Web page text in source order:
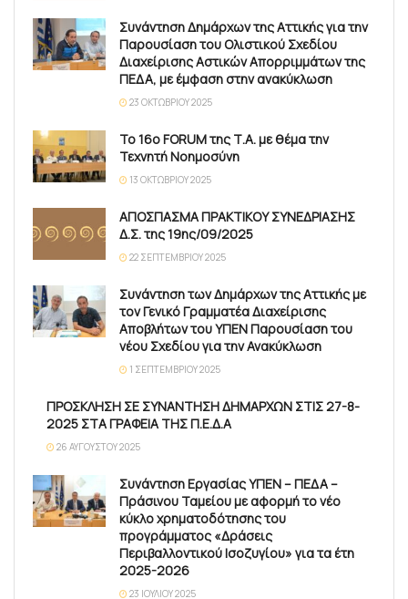
Συνάντηση Δημάρχων της Αττικής για την
Παρουσίαση του Ολιστικού Σχεδίου
Διαχείρισης Αστικών Απορριμμάτων της
ΠΕΔΑ, με έμφαση στην ανακύκλωση
23 ΟΚΤΩΒΡΊΟΥ 2025
Το 16ο FORUM της Τ.Α. με θέμα την
Τεχνητή Νοημοσύνη
13 ΟΚΤΩΒΡΊΟΥ 2025
ΑΠΟΣΠΑΣΜΑ ΠΡΑΚΤΙΚΟΥ ΣΥΝΕΔΡΙΑΣΗΣ
Δ.Σ. της 19ης/09/2025
22 ΣΕΠΤΕΜΒΡΊΟΥ 2025
Συνάντηση των Δημάρχων της Αττικής με
τον Γενικό Γραμματέα Διαχείρισης
Αποβλήτων του ΥΠΕΝ Παρουσίαση του
νέου Σχεδίου για την Ανακύκλωση
1 ΣΕΠΤΕΜΒΡΊΟΥ 2025
ΠΡΟΣΚΛΗΣΗ ΣΕ ΣΥΝΑΝΤΗΣΗ ΔΗΜΑΡΧΩΝ ΣΤΙΣ 27-8-
2025 ΣΤΑ ΓΡΑΦΕΙΑ ΤΗΣ Π.Ε.Δ.Α
26 ΑΥΓΟΎΣΤΟΥ 2025
Συνάντηση Εργασίας ΥΠΕΝ – ΠΕΔΑ –
Πράσινου Ταμείου με αφορμή το νέο
κύκλο χρηματοδότησης του
προγράμματος «Δράσεις
Περιβαλλοντικού Ισοζυγίου» για τα έτη
2025-2026
23 ΙΟΥΛΊΟΥ 2025